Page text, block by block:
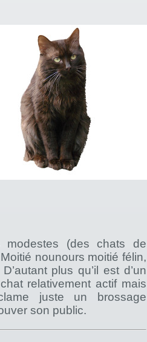
(des chats de
nounours moitié félin,
plus qu’il est d’un
relativement actif mais
juste un brossage
son public.